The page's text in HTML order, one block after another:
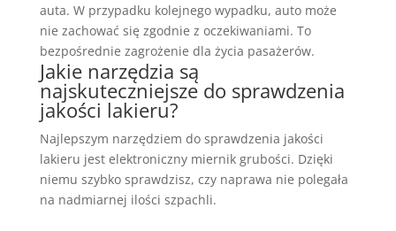
auta. W przypadku kolejnego wypadku, auto może
nie zachować się zgodnie z oczekiwaniami. To
bezpośrednie zagrożenie dla życia pasażerów.
Jakie narzędzia są
najskuteczniejsze do sprawdzenia
jakości lakieru?
Najlepszym narzędziem do sprawdzenia jakości
lakieru jest elektroniczny miernik grubości. Dzięki
niemu szybko sprawdzisz, czy naprawa nie polegała
na nadmiarnej ilości szpachli.